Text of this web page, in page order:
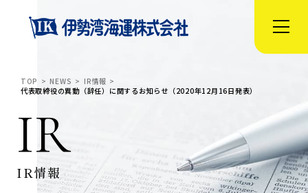
TOP NEWS
IR情報
代表取締役の異動（辞任）に関するお知らせ（2020年12月16日発表）
IR
IR情報